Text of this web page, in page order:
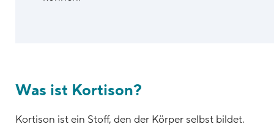
Was ist Kortison?
Kortison ist ein Stoff, den der Körper selbst bildet.